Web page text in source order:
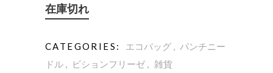
在庫切れ
CATEGORIES: エコバッグ , パンチニー
ドル , ビションフリーゼ , 雑貨